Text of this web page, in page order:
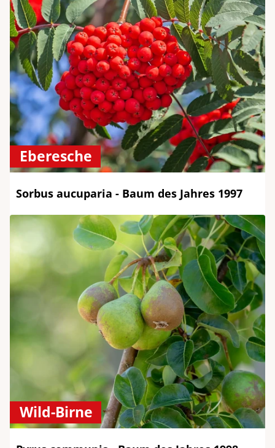
Eberesche
Sorbus aucuparia - Baum des Jahres 1997
Wild-Birne